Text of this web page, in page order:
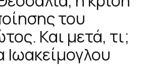
του
Και μετά, τι;
Ιωακείμογλου